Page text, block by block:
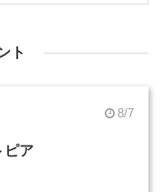
ト
8/7
ピア